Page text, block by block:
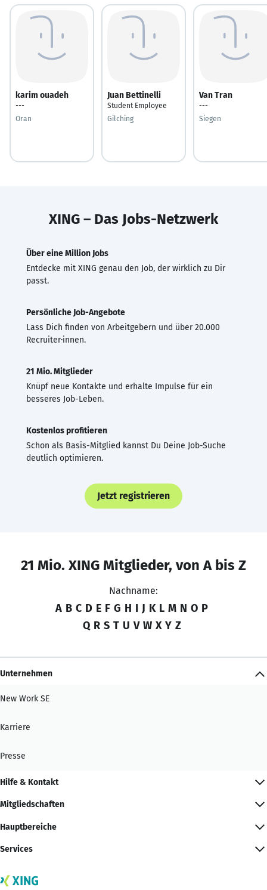
karim ouadeh
---
Oran
Juan Bettinelli
Student Employee
Gilching
Van Tran
---
Siegen
XING – Das Jobs-Netzwerk
Über eine Million Jobs
Entdecke mit XING genau den Job, der wirklich zu Dir
passt.
Persönliche Job-Angebote
Lass Dich finden von Arbeitgebern und über 20.000
Recruiter·innen.
21 Mio. Mitglieder
Knüpf neue Kontakte und erhalte Impulse für ein
besseres Job-Leben.
Kostenlos profitieren
Schon als Basis-Mitglied kannst Du Deine Job-Suche
deutlich optimieren.
Jetzt registrieren
21 Mio. XING Mitglieder, von A bis Z
Nachname:
A B C D E F G H I J K L M N O P
Q R S T U V W X Y Z
Unternehmen
New Work SE
Karriere
Presse
Hilfe & Kontakt
Mitgliedschaften
Hauptbereiche
Services